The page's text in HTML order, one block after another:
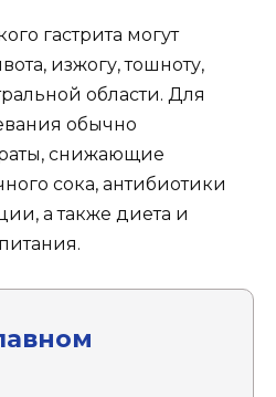
гастрита могут
изжогу, тошноту,
области. Для
обычно
снижающие
сока, антибиотики
а также диета и